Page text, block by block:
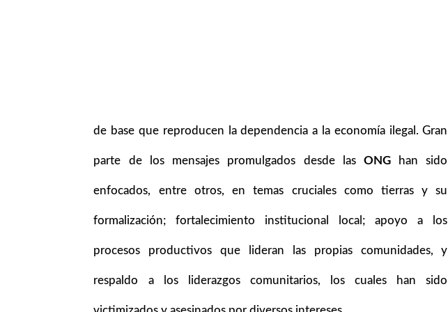
de base que reproducen la dependencia a la economía ilegal. Gran
parte de los mensajes promulgados desde las ONGhan sido
enfocados, entre otros, en temas cruciales como tierras y su
formalización; fortalecimiento institucional local; apoyo a los
procesos productivos que lideran las propias comunidades, y
respaldo a los liderazgos comunitarios, los cuales han sido